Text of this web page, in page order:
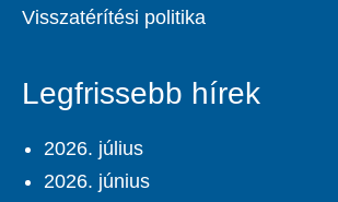
Visszatérítési politika
Legfrissebb hírek
2026. július
2026. június